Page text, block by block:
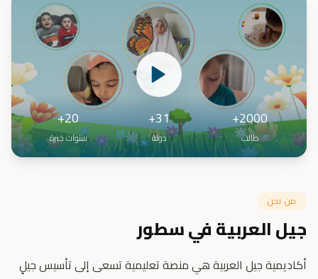
2000+
طالب
31+
دولة
20+
سنوات خبرة
من نحن
جيل العربية في سطور
أكاديمية جيل العربية هي منصة تعليمية تسعى إلى تأسيس جيلٍ